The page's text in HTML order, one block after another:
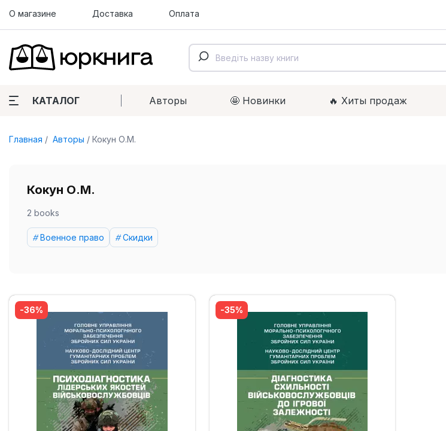
О магазине Доставка Оплата
КАТАЛОГ Авторы 🤩 Новинки 🔥 Xиты продаж
Главная Авторы Кокун О.М.
Кокун О.М.
2 books
Военное право Скидки
-36% -35%